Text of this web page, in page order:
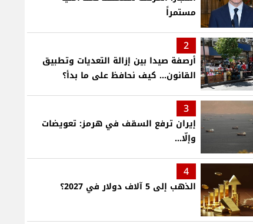
مستمراً
2
أرصفة صيدا بين إزالة التعديات وتطبيق
القانون... كيف نحافظ على ما بدأ؟
3
إيران ترفع السقف في هرمز: تعويضات
وإلّا...
4
الذهب إلى 5 آلاف دولار في 2027؟